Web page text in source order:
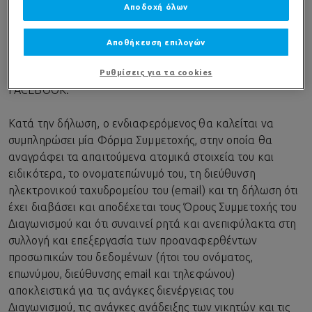
Κάθε ενδιαφερόμενος που επιθυμεί να συμμετάσχει
στο Διαγωνισμό, μπορεί να προβεί σε επιλογή («κλικ») στο
εικονίδιο «SIGN UP» στη σχετική διαφήμιση («lead ad») της
Διοργανώτριας, η οποία θα του εμφανίζεται ενώ
περιηγείται στο προφίλ που διατηρεί στη σελίδα του
FACEBOOK.
Κατά την δήλωση, ο ενδιαφερόμενος θα καλείται να
συμπληρώσει μία Φόρμα Συμμετοχής, στην οποία θα
αναγράφει τα απαιτούμενα ατομικά στοιχεία του και
ειδικότερα, το ονοματεπώνυμό του, τη διεύθυνση
ηλεκτρονικού ταχυδρομείου του (email) και τη δήλωση ότι
έχει διαβάσει και αποδέχεται τους Όρους Συμμετοχής του
Διαγωνισμού και ότι συναινεί ρητά και ανεπιφύλακτα στη
συλλογή και επεξεργασία των προαναφερθέντων
προσωπικών του δεδομένων (ήτοι του ονόματος,
επωνύμου, διεύθυνσης email και τηλεφώνου)
αποκλειστικά για τις ανάγκες διενέργειας του
Διαγωνισμού, τις ανάγκες ανάδειξης των νικητών και τις
Αποδοχή όλων
Αποθήκευση επιλογών
Ρυθμίσεις για τα cookies